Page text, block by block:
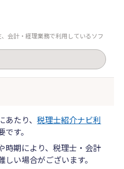
会計・経理業務で利用しているソフ
あたり、税理士紹介ナビ利
す。
時期により、税理士・会計
い場合がございます。